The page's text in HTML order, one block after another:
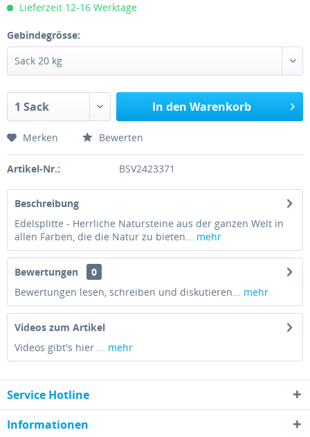
Lieferzeit 12-16 Werktage
Gebindegrösse:
In den Warenkorb
Merken Bewerten
Artikel-Nr.: BSV2423371
Beschreibung
Edelsplitte - Herrliche Natursteine aus der ganzen Welt in
allen Farben, die die Natur zu bieten... mehr
Bewertungen
0
Bewertungen lesen, schreiben und diskutieren... mehr
Videos zum Artikel
Videos gibt's hier ... mehr
Service Hotline
Informationen